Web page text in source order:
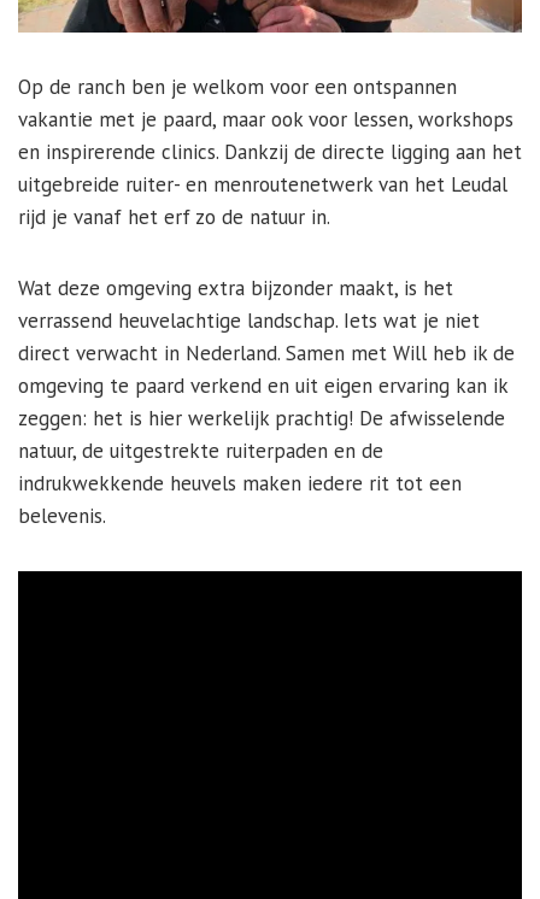
Op de ranch ben je welkom voor een ontspannen
vakantie met je paard, maar ook voor lessen, workshops
en inspirerende clinics. Dankzij de directe ligging aan het
uitgebreide ruiter- en menroutenetwerk van het Leudal
rijd je vanaf het erf zo de natuur in.
Wat deze omgeving extra bijzonder maakt, is het
verrassend heuvelachtige landschap. Iets wat je niet
direct verwacht in Nederland. Samen met Will heb ik de
omgeving te paard verkend en uit eigen ervaring kan ik
zeggen: het is hier werkelijk prachtig! De afwisselende
natuur, de uitgestrekte ruiterpaden en de
indrukwekkende heuvels maken iedere rit tot een
belevenis.